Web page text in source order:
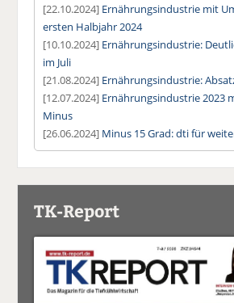
[22.10.2024] Ernährungsindustrie mit
ersten Halbjahr 2024
[10.10.2024] Ernährungsindustrie:
im Juli
[21.08.2024] Ernährungsindustrie:
[12.07.2024] Ernährungsindustrie 2023
Minus
[26.06.2024] Minus 15 Grad: dti für
TK-Report